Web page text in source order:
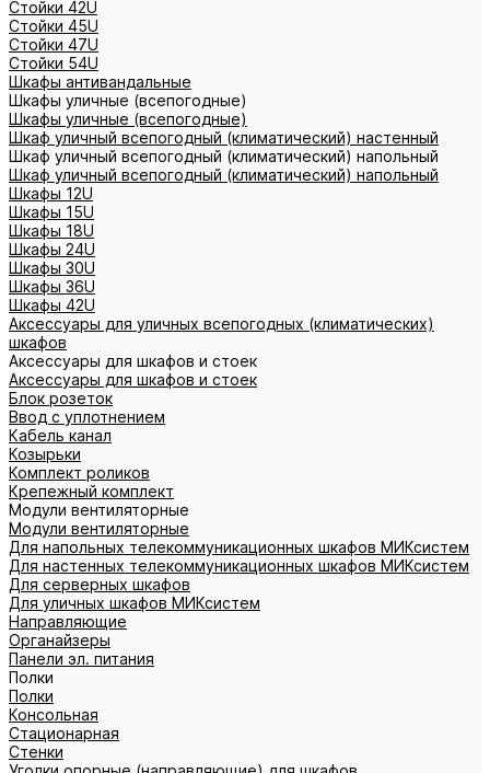
Стойки 42U
Стойки 45U
Стойки 47U
Стойки 54U
Шкафы антивандальные
Шкафы уличные (всепогодные)
Шкафы уличные (всепогодные)
Шкаф уличный всепогодный (климатический) настенный
Шкаф уличный всепогодный (климатический) напольный
Шкаф уличный всепогодный (климатический) напольный
Шкафы 12U
Шкафы 15U
Шкафы 18U
Шкафы 24U
Шкафы 30U
Шкафы 36U
Шкафы 42U
Аксессуары для уличных всепогодных (климатических)
шкафов
Аксессуары для шкафов и стоек
Аксессуары для шкафов и стоек
Блок розеток
Ввод с уплотнением
Кабель канал
Козырьки
Комплект роликов
Крепежный комплект
Модули вентиляторные
Модули вентиляторные
Для напольных телекоммуникационных шкафов МИКсистем
Для настенных телекоммуникационных шкафов МИКсистем
Для серверных шкафов
Для уличных шкафов МИКсистем
Направляющие
Органайзеры
Панели эл. питания
Полки
Полки
Консольная
Стационарная
Стенки